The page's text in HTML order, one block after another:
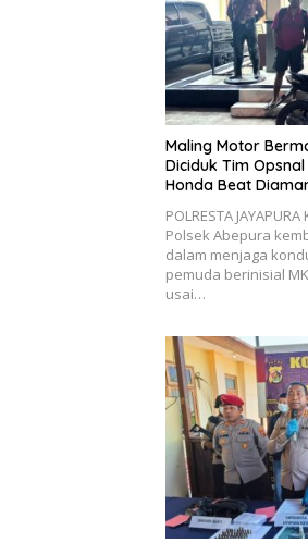
Maling Motor
Diciduk Tim
Honda Beat
POLRESTA
Polsek Abepura
dalam menjaga
pemuda berinisial
usai…